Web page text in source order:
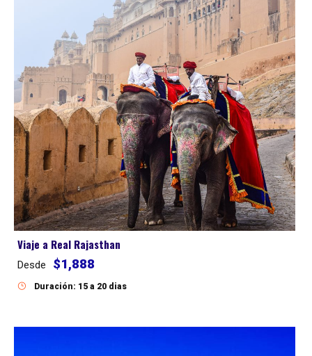
Viaje a Real Rajasthan
Desde $1,888
Duración: 15 a 20 dias